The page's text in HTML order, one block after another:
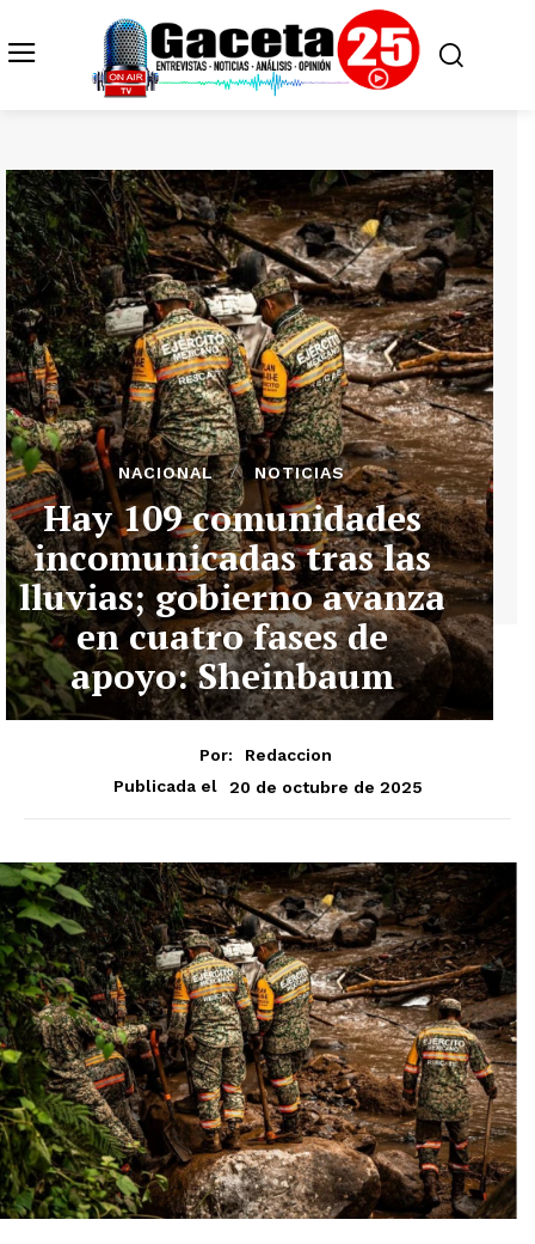
NACIONAL NOTICIAS
Hay 109 comunidades
incomunicadas tras las
lluvias; gobierno avanza
en cuatro fases de
apoyo: Sheinbaum
Por:
Redaccion
Publicada el
20 de octubre de 2025